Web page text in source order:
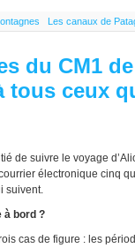
Les canaux de
du CM1
tous ceux
de suivre le voyage
électronique cinq
suivent.
à bord ?
cas de figure : les